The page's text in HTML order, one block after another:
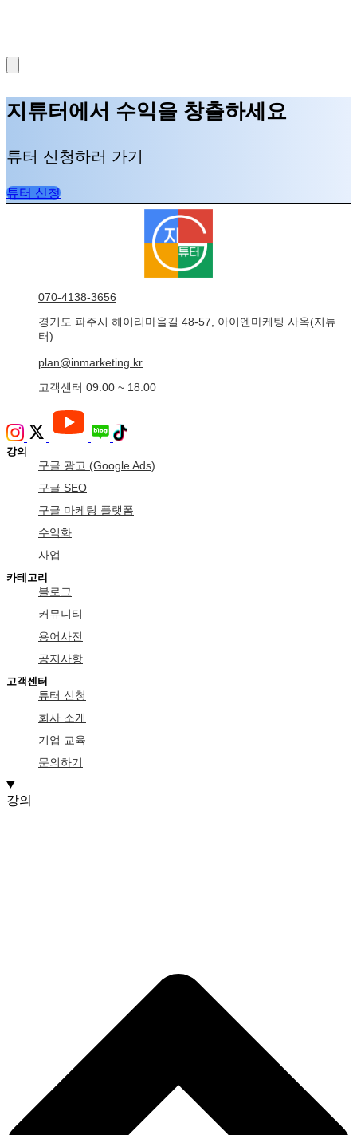
지튜터에서 수익을 창출하세요
튜터 신청하러 가기
튜터 신청
070-4138-3656
경기도 파주시 헤이리마을길 48-57, 아이엔마케팅 사옥(지튜
터)
plan@inmarketing.kr
고객센터 09:00 ~ 18:00
강의
구글 광고 (Google Ads)
구글 SEO
구글 마케팅 플랫폼
수익화
사업
카테고리
블로그
커뮤니티
용어사전
공지사항
고객센터
튜터 신청
회사 소개
기업 교육
문의하기
강의